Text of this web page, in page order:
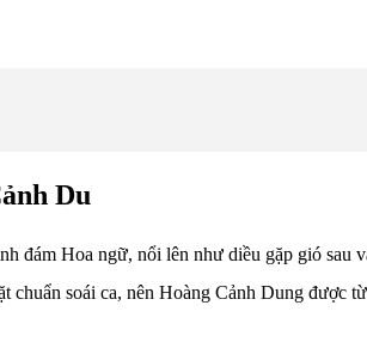
Du
đám Hoa ngữ, nổi lên như diều gặp gió
chuẩn soái ca, nên Hoàng Cảnh Dung được